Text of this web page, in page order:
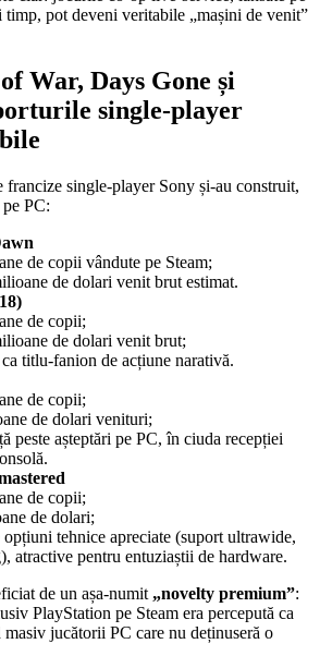
timp, pot deveni veritabile „mașini de venit”
War, Days Gone și
single-player
single-player Sony și-au construit,
PC:
de copii vândute pe Steam;
de dolari venit brut estimat.
de copii;
de dolari venit brut;
titlu-fanion de acțiune narativă.
de copii;
de dolari venituri;
peste așteptări pe PC, în ciuda recepției
de copii;
de dolari;
tehnice apreciate (suport ultrawide,
atractive pentru entuziaștii de hardware.
de un așa-numit „novelty premium”:
PlayStation pe Steam era percepută ca
jucătorii PC care nu deținuseră o